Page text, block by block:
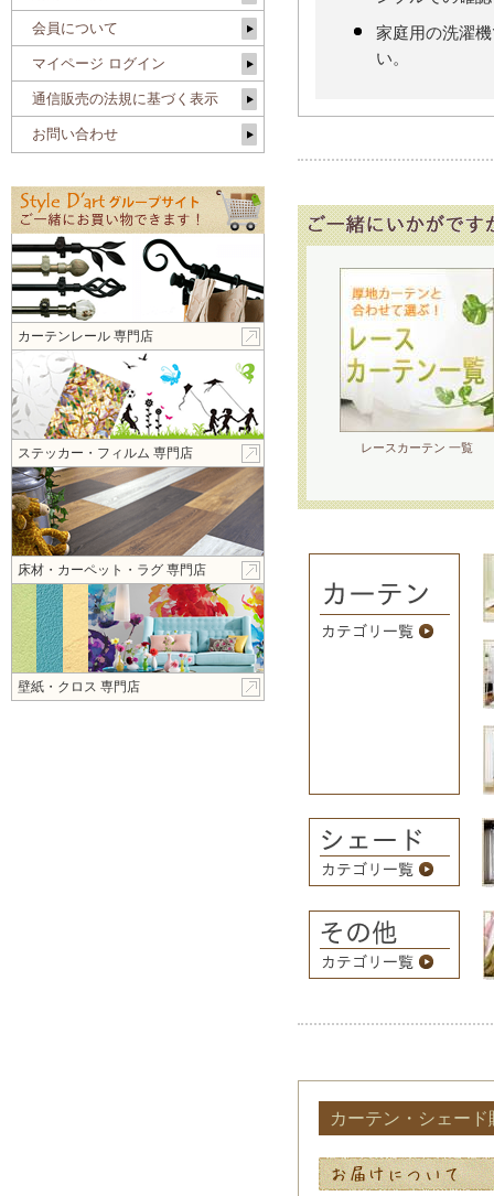
家庭用の洗濯
い。
レースカーテン 一覧
カーテン・シェー
会員について
マイページ ログイン
通信販売の法規に基づく表示
お問い合わせ
カーテンレール 専門店
ステッカー・フィルム 専門店
床材・カーペット・ラグ 専門店
壁紙・クロス 専門店